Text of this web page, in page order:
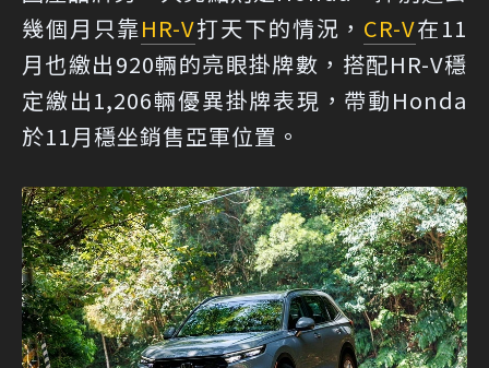
幾個月只靠HR-V打天下的情況， CR-V在11
月也繳出920輛的亮眼掛牌數，搭配HR-V穩
定繳出1,206輛優異掛牌表現，帶動Honda
於11月穩坐銷售亞軍位置。